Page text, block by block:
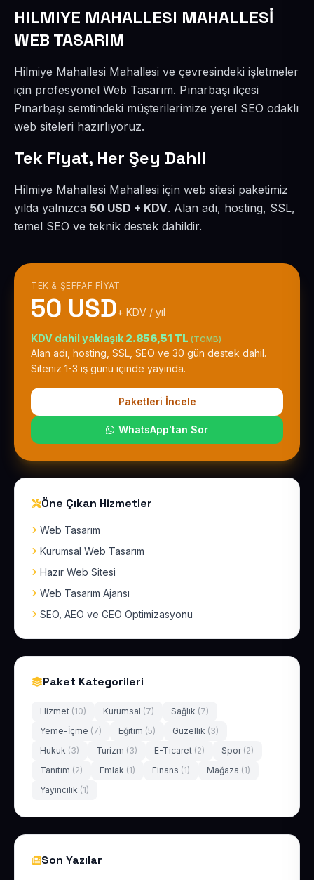
HILMIYE MAHALLESI MAHALLESİ
WEB TASARIM
Hilmiye Mahallesi Mahallesi ve çevresindeki işletmeler
için profesyonel Web Tasarım. Pınarbaşı ilçesi
Pınarbaşı semtindeki müşterilerimize yerel SEO odaklı
web siteleri hazırlıyoruz.
Tek Fiyat, Her Şey Dahil
Hilmiye Mahallesi Mahallesi için web sitesi paketimiz
yılda yalnızca 50 USD + KDV. Alan adı, hosting, SSL,
temel SEO ve teknik destek dahildir.
TEK & ŞEFFAF FIYAT
50 USD+ KDV / yıl
KDV dahil yaklaşık 2.856,51 TL (TCMB)
Alan adı, hosting, SSL, SEO ve 30 gün destek dahil.
Siteniz 1-3 iş günü içinde yayında.
Paketleri İncele
WhatsApp'tan Sor
Öne Çıkan Hizmetler
Web Tasarım
Kurumsal Web Tasarım
Hazır Web Sitesi
Web Tasarım Ajansı
SEO, AEO ve GEO Optimizasyonu
Paket Kategorileri
Hizmet (10) Kurumsal (7) Sağlık (7)
Yeme-İçme (7) Eğitim (5) Güzellik (3)
Hukuk (3) Turizm (3) E-Ticaret (2) Spor (2)
Tanıtım (2) Emlak (1) Finans (1) Mağaza (1)
Yayıncılık (1)
Son Yazılar